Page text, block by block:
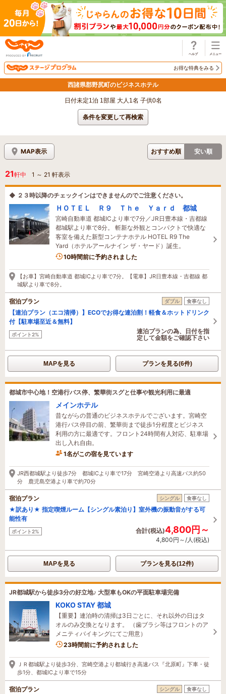
お得な特典をみる
西諸県郡野尻町のビジネスホテル
日付未定1泊 1部屋 大人1名 子供0名
条件を変更して再検索
MAP表示 おすすめ順 安い順
21軒中 1 ～ 21 軒表示
◆ ２３時以降のチェックインはできませんのでご注意ください。
ＨＯＴＥＬ Ｒ９ Ｔｈｅ Ｙａｒｄ 都城
宮崎自動車道 都城ICより車で7分／JR日豊本線・吉都線
都城駅より車で8分。 斬新な外観とコンパクトで快適な
客室を備えた新型コンテナホテル HOTEL R9 The
Yard（ホテルアールナイン ザ・ヤード）誕生。
10時間前に予約されました
【お車】宮崎自動車道 都城ICより車で7分。【電車】JR日豊本線・吉都線 都
城駅より車で8分。
宿泊プラン ダブル 食事なし
【連泊プラン（エコ清掃）】ECOでお得な連泊割！軽食＆ホットドリンク
付【駐車場至近＆無料】
ポイント2%
連泊プランの為、日付を指
定して金額をご確認下さい
MAPを見る プランを見る(6件)
都城市中心地！空港行バス停、繁華街スグと仕事や観光利用に最適
メインホテル
昔ながらの普通のビジネスホテルでございます。宮崎空
港行バス停目の前、繁華街まで徒歩1分程度とビジネス
利用の方に最適です。フロント24時間有人対応、駐車場
出し入れ自由。
1名がこの宿を見ています
1時間前に予約されました
JR西都城駅より徒歩7分 都城ICより車で17分 宮崎空港より高速バス約50
分 鹿児島空港より車で約70分
宿泊プラン シングル 食事なし
★訳あり★ 指定喫煙ルーム【シングル素泊り】室外機の振動音がする可
能性有
ポイント2% 合計(税込)4,800円～
4,800円～/人(税込)
MAPを見る プランを見る(12件)
JR都城駅から徒歩3分の好立地♪ 大型車もOKの平面駐車場完備
KOKO STAY 都城
【重要】連泊時の清掃は3日ごとに、それ以外の日はタ
オルのみ交換となります。 （歯ブラシ等はフロントのア
メニティバイキングにてご用意）
23時間前に予約されました
ＪＲ都城駅より徒歩3分、宮崎空港より都城行き高速バス『北原町』下車・徒
歩1分、都城ICより車で15分
宿泊プラン シングル 食事なし